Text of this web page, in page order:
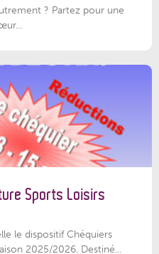
? Partez pour une
Sports Loisirs
le dispositif Chéquiers
2025/2026. Destiné...